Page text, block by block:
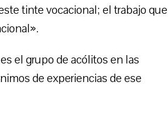
tinte vocacional; el trabajo que
el grupo de acólitos en las
de experiencias de ese